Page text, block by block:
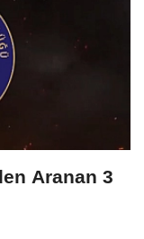
Aranan 3